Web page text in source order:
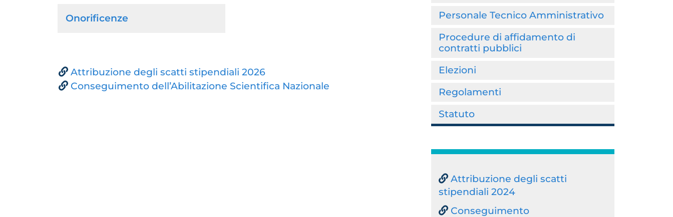
Onorificenze
Attribuzione degli scatti stipendiali 2026
Conseguimento dell’Abilitazione Scientifica Nazionale
Personale Tecnico Amministrativo
Procedure di affidamento di
contratti pubblici
Elezioni
Regolamenti
Statuto
Attribuzione degli scatti
stipendiali 2024
Conseguimento